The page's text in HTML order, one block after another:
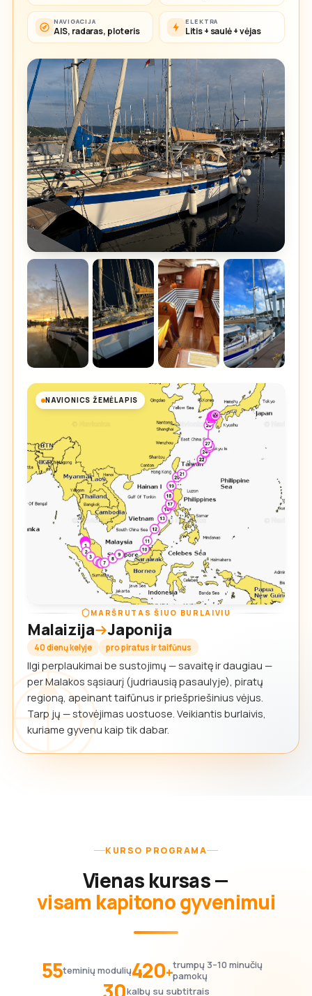
NAVIGACIJA
AIS, radaras, ploteris
ELEKTRA
Litis + saulė + vėjas
NAVIONICS ŽEMĖLAPIS
MARŠRUTAS ŠIUO BURLAIVIU
Malaizija Japonija
40 dienų kelyje pro piratus ir taifūnus
Ilgi perplaukimai be sustojimų — savaitę ir daugiau —
per Malakos sąsiaurį (judriausią pasaulyje), piratų
regioną, apeinant taifūnus ir priešpriešinius vėjus.
Tarp jų — stovėjimas uostuose. Veikiantis burlaivis,
kuriame gyvenu kaip tik dabar.
KURSO PROGRAMA
Vienas kursas —
visam kapitono gyvenimui
55teminių modulių420+trumpų 3–10 minučių
pamokų
kalbų su subtitrais